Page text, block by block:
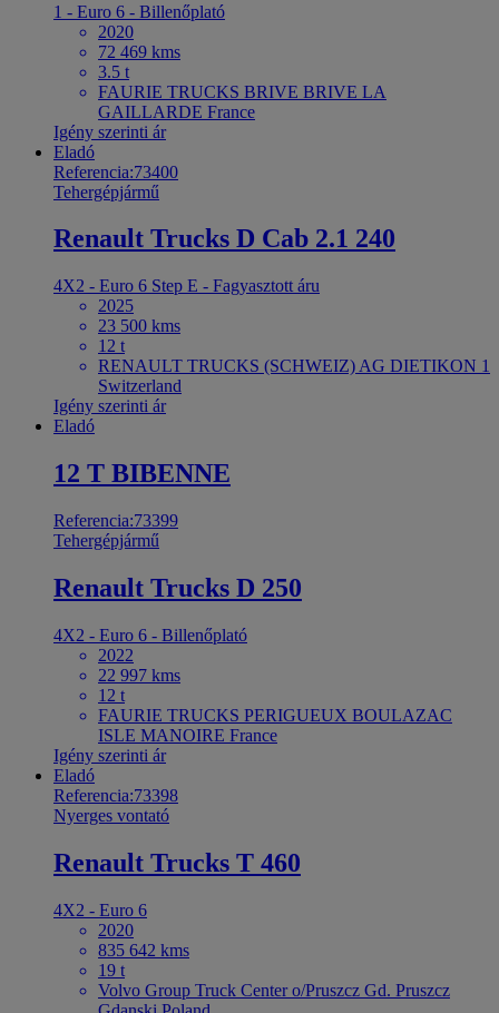
1 - Euro 6 - Billenőplató
2020
72 469 kms
3.5 t
FAURIE TRUCKS BRIVE BRIVE LA
GAILLARDE France
Igény szerinti ár
Eladó
Referencia:73400
Tehergépjármű
Renault Trucks D Cab 2.1 240
4X2 - Euro 6 Step E - Fagyasztott áru
2025
23 500 kms
12 t
RENAULT TRUCKS (SCHWEIZ) AG DIETIKON 1
Switzerland
Igény szerinti ár
Eladó
12 T BIBENNE
Referencia:73399
Tehergépjármű
Renault Trucks D 250
4X2 - Euro 6 - Billenőplató
2022
22 997 kms
12 t
FAURIE TRUCKS PERIGUEUX BOULAZAC
ISLE MANOIRE France
Igény szerinti ár
Eladó
Referencia:73398
Nyerges vontató
Renault Trucks T 460
4X2 - Euro 6
2020
835 642 kms
19 t
Volvo Group Truck Center o/Pruszcz Gd. Pruszcz